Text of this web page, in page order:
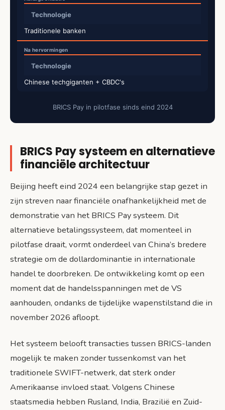
Technologie
Traditionele banken
Technologie
Chinese techgiganten + CBDC's
BRICS Pay in pilotfase sinds eind 2024
BRICS Pay systeem en alternatieve
financiële architectuur
Beijing heeft eind 2024 een belangrijke stap gezet in
zijn streven naar financiële onafhankelijkheid met de
demonstratie van het BRICS Pay systeem. Dit
alternatieve betalingssysteem, dat momenteel in
pilotfase draait, vormt onderdeel van China’s bredere
strategie om de dollardominantie in internationale
handel te doorbreken. De ontwikkeling komt op een
moment dat de handelsspanningen met de VS
aanhouden, ondanks de tijdelijke wapenstilstand die in
november 2026 afloopt.
Het systeem belooft transacties tussen BRICS-landen
mogelijk te maken zonder tussenkomst van het
traditionele SWIFT-netwerk, dat sterk onder
Amerikaanse invloed staat. Volgens Chinese
staatsmedia hebben Rusland, India, Brazilië en Zuid-